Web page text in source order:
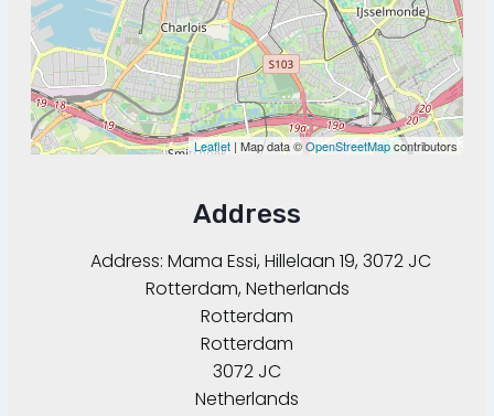
Leaflet | Map data ©OpenStreetMapcontributors
Address
Address: Mama Essi, Hillelaan 19, 3072 JC
Rotterdam, Netherlands
Rotterdam
Rotterdam
3072 JC
Netherlands